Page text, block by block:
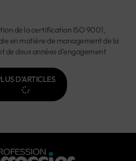
de la certification ISO 9001,
en matière de management de la
de deux années d’engagement
D'ARTICLES